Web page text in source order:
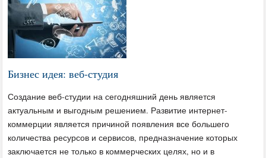
Бизнес идея: веб-студия
Создание веб-студии на сегодняшний день является
актуальным и выгодным решением. Развитие интернет-
коммерции является причиной появления все большего
количества ресурсов и сервисов, предназначение которых
заключается не только в коммерческих целях, но и в